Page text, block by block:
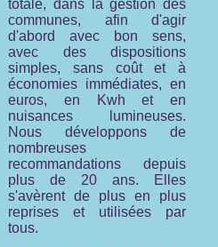
totale, dans la gestion des
communes, afin d'agir
d'abord avec bon sens,
avec des dispositions
simples, sans coût et à
économies immédiates, en
euros, en Kwh et en
nuisances lumineuses.
Nous développons de
nombreuses
recommandations depuis
plus de 20 ans. Elles
s'avèrent de plus en plus
reprises et utilisées par
tous.